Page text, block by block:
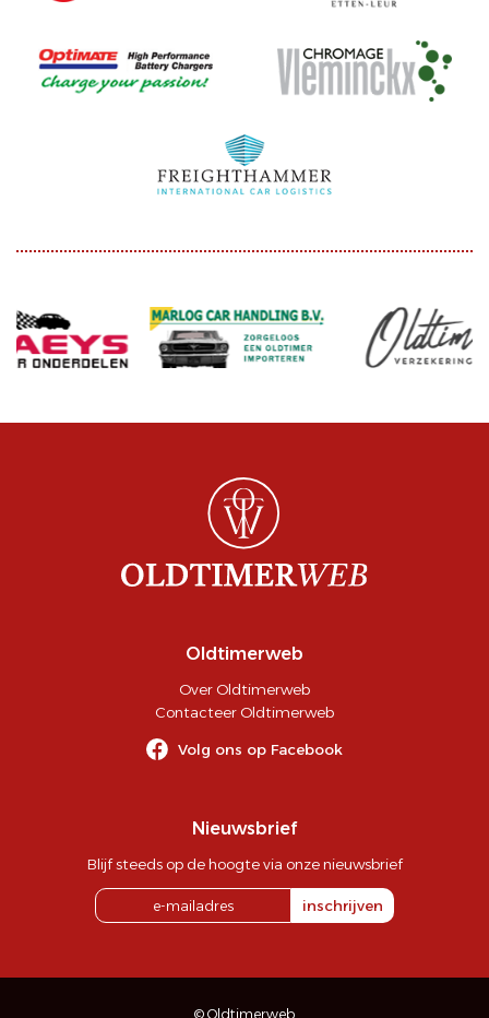
Oldtimerweb
Over Oldtimerweb
Contacteer Oldtimerweb
Volg ons op Facebook
Nieuwsbrief
Blijf steeds op de hoogte via onze nieuwsbrief
inschrijven
© Oldtimerweb